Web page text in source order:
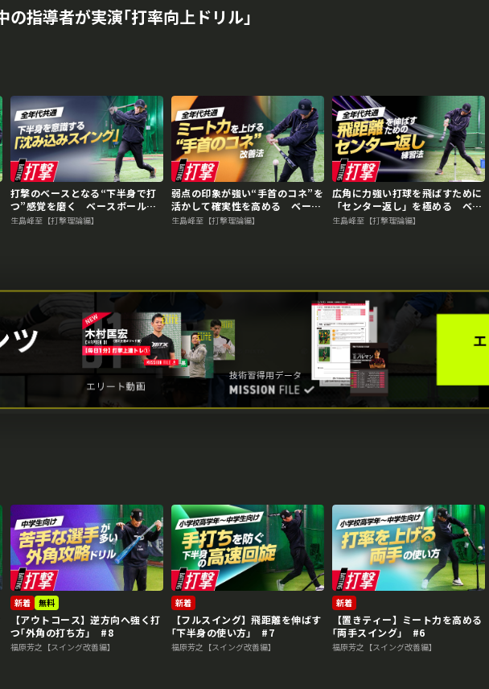
指導者が実演｢打率向上ドリル｣
打撃のベースとなる“下半身で打
つ”感覚を磨く ベースボールア
ドバイザーの打撃力向上ドリル
生島峰至【打撃理論編】
弱点の印象が強い“手首のコネ”を
活かして確実性を高める ベース
ボールアドバイザーの打撃力向上
生島峰至【打撃理論編】
広角に力強い打球を飛ばすために
「センター返し」を極める ベー
スボールアドバイザーの打撃力向
生島峰至【打撃理論編】
新着 無料
【アウトコース】逆方向へ強く打
つ｢外角の打ち方｣ #8
福原芳之【スイング改善編】
新着
【フルスイング】飛距離を伸ばす
｢下半身の使い方｣ #7
福原芳之【スイング改善編】
新着
【置きティー】ミート力を高める
｢両手スイング｣ #6
福原芳之【スイング改善編】